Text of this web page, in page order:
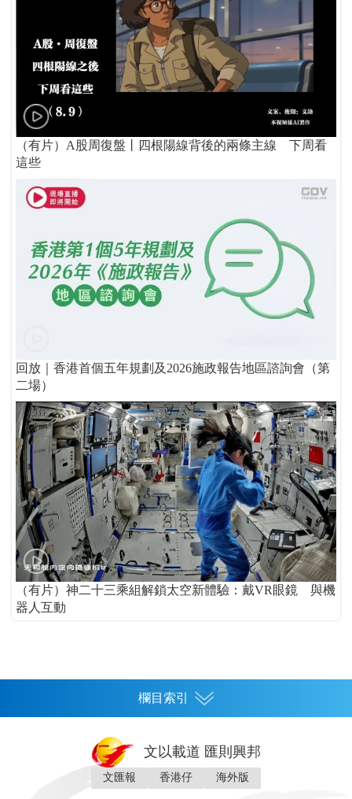
（有片）A股周復盤丨四根陽線背後的兩條主線 下周看
這些
回放｜香港首個五年規劃及2026施政報告地區諮詢會（第
二場）
（有片）神二十三乘組解鎖太空新體驗：戴VR眼鏡 與機
器人互動
欄目索引
文以載道 匯則興邦
文匯報 香港仔 海外版